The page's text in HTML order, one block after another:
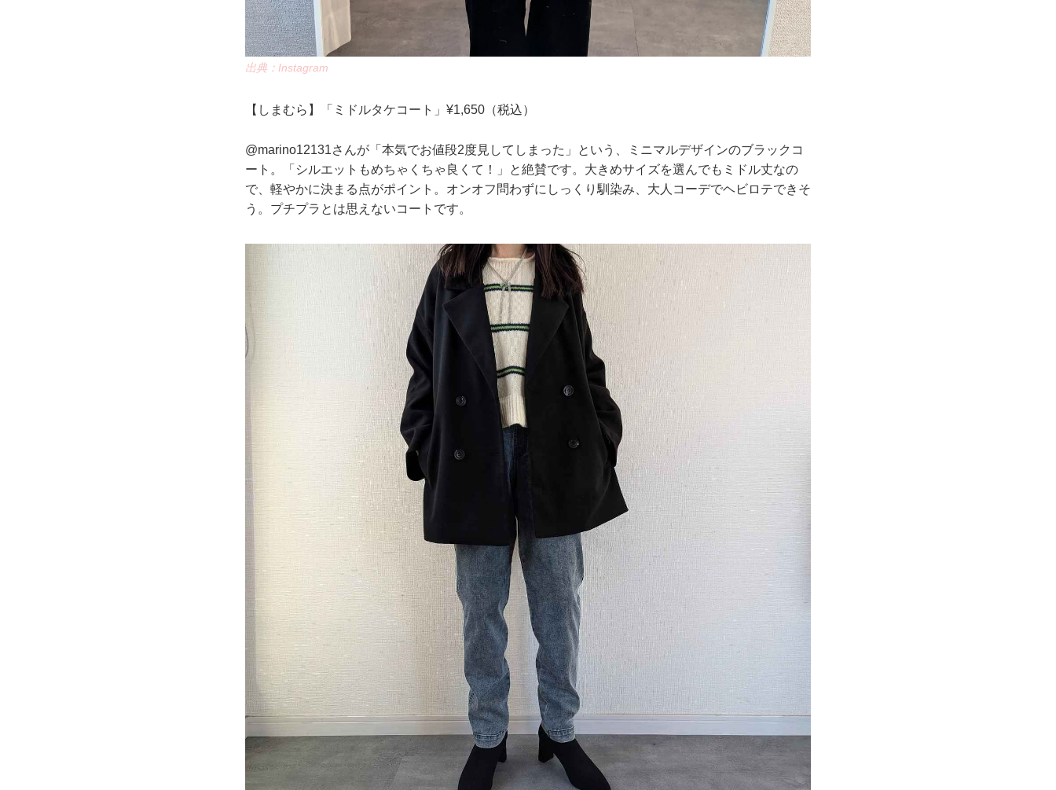
出典：Instagram
【しまむら】「ミドルタケコート」¥1,650（税込）
@marino12131さんが「本気でお値段2度見してしまった」という、ミニマルデザインのブラックコ
ート。「シルエットもめちゃくちゃ良くて！」と絶賛です。大きめサイズを選んでもミドル丈なの
で、軽やかに決まる点がポイント。オンオフ問わずにしっくり馴染み、大人コーデでヘビロテできそ
う。プチプラとは思えないコートです。